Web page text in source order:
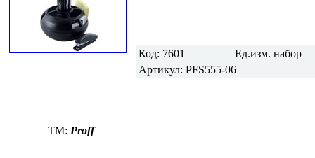
Код: 7601 Ед.изм. набор
Артикул: PFS555-06
TM: Proff